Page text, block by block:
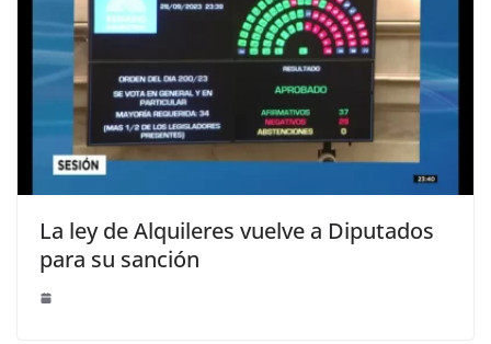
La ley de Alquileres vuelve a Diputados
para su sanción